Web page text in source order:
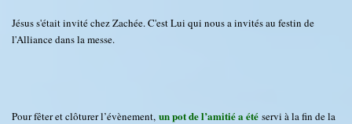
Jésus s'était invité chez Zachée. C'est Lui qui nous a invités au festin de
l'Alliance dans la messe.
Pour fêter et clôturer l’évènement, un pot de l’amitié a été servi à la fin de la